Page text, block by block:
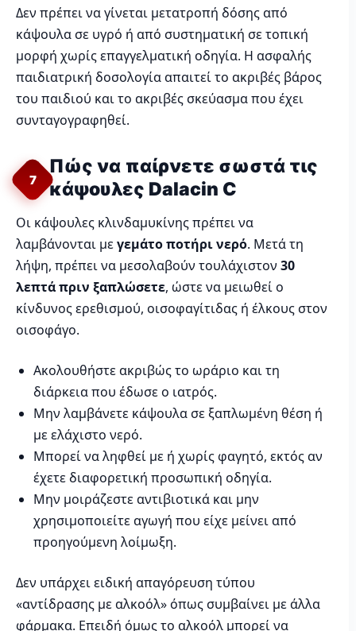
Δεν πρέπει να γίνεται μετατροπή δόσης από
κάψουλα σε υγρό ή από συστηματική σε τοπική
μορφή χωρίς επαγγελματική οδηγία. Η ασφαλής
παιδιατρική δοσολογία απαιτεί το ακριβές βάρος
του παιδιού και το ακριβές σκεύασμα που έχει
συνταγογραφηθεί.
7
Πώς να παίρνετε σωστά τις
κάψουλες Dalacin C
Οι κάψουλες κλινδαμυκίνης πρέπει να
λαμβάνονται μεγεμάτο ποτήρι νερό. Μετά τη
λήψη, πρέπει να μεσολαβούν τουλάχιστον 30
λεπτά πριν ξαπλώσετε, ώστε να μειωθεί ο
κίνδυνος ερεθισμού, οισοφαγίτιδας ή έλκους στον
οισοφάγο.
Ακολουθήστε ακριβώς το ωράριο και τη
διάρκεια που έδωσε ο ιατρός.
Μην λαμβάνετε κάψουλα σε ξαπλωμένη θέση ή
με ελάχιστο νερό.
Μπορεί να ληφθεί με ή χωρίς φαγητό, εκτός αν
έχετε διαφορετική προσωπική οδηγία.
Μην μοιράζεστε αντιβιοτικά και μην
χρησιμοποιείτε αγωγή που είχε μείνει από
προηγούμενη λοίμωξη.
Δεν υπάρχει ειδική απαγόρευση τύπου
«αντίδρασης με αλκοόλ» όπως συμβαίνει με άλλα
φάρμακα. Επειδή όμως το αλκοόλ μπορεί να